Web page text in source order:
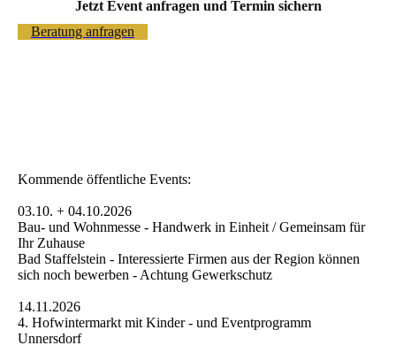
Jetzt Event anfragen und Termin sichern
Beratung anfragen
Kommende öffentliche Events:
03.10. + 04.10.2026
Bau- und Wohnmesse - Handwerk in Einheit / Gemeinsam für
Ihr Zuhause
Bad Staffelstein - Interessierte Firmen aus der Region können
sich noch bewerben - Achtung Gewerkschutz
14.11.2026
4. Hofwintermarkt mit Kinder - und Eventprogramm
Unnersdorf